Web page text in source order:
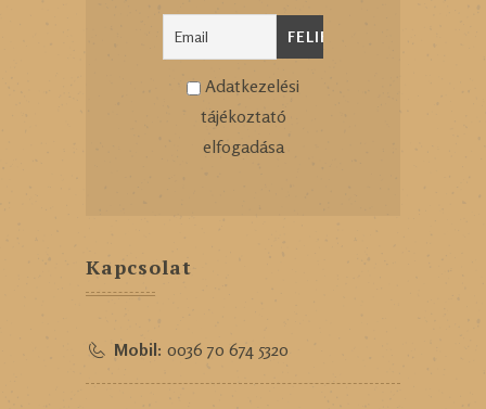
Adatkezelési
tájékoztató
elfogadása
Kapcsolat
Mobil: 0036 70 674 5320